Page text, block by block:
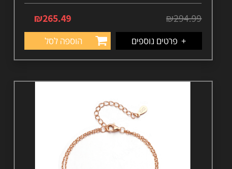
₪294.99
₪265.49
+ פרטים נוספים הוספה לסל